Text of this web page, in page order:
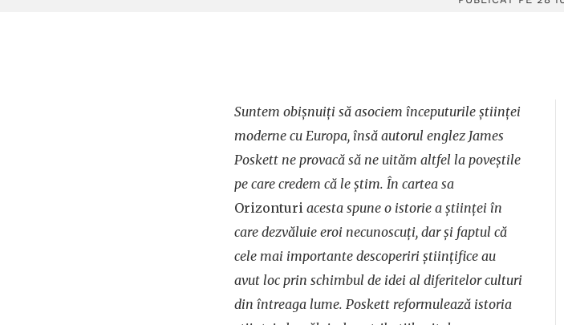
Suntem obișnuiți să asociem începuturile științei
moderne cu Europa, însă autorul englez James
Poskett ne provacă să ne uităm altfel la poveștile
pe care credem că le știm. În cartea sa
Orizonturi acesta spune o istorie a științei în
care dezvăluie eroi necunoscuți, dar și faptul că
cele mai importante descoperiri științifice au
avut loc prin schimbul de idei al diferitelor culturi
din întreaga lume. Poskett reformulează istoria